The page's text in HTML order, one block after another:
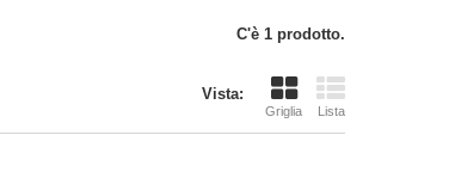
C'è 1 prodotto.
Vista:
Griglia Lista